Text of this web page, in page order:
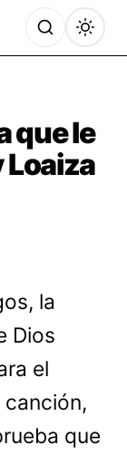
que le
la
Dios
el
que